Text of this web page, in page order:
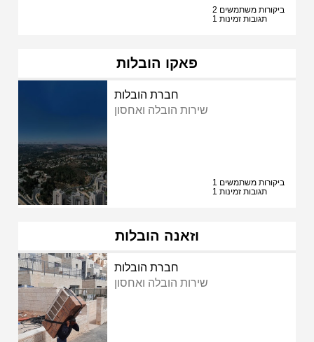
2 ביקורות משתמשים
1 תגובות זמינות
פאקו הובלות
חברת הובלות
שירות הובלה ואחסון
1 ביקורות משתמשים
1 תגובות זמינות
וזאנה הובלות
חברת הובלות
שירות הובלה ואחסון